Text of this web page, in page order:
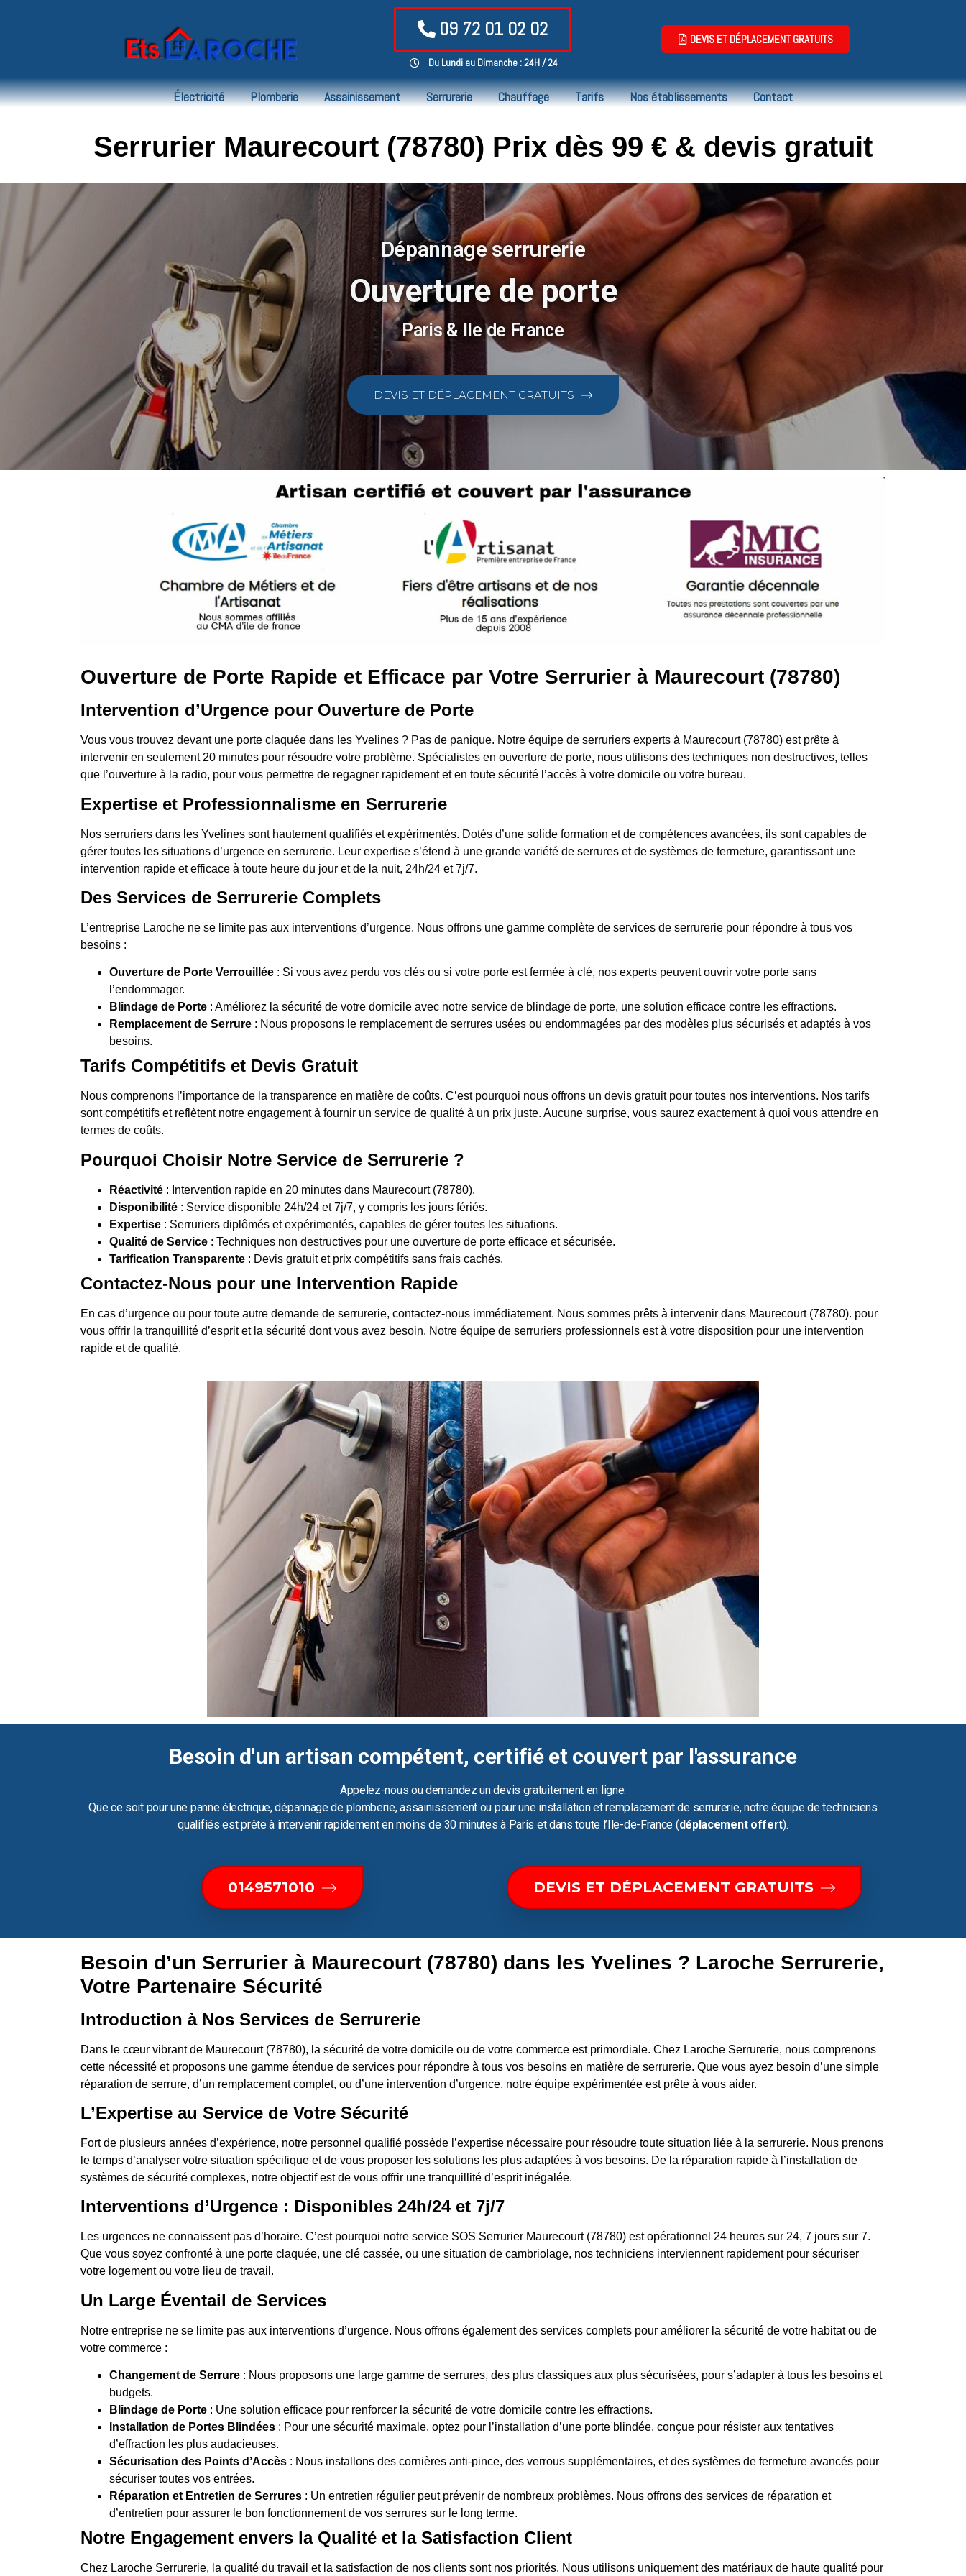
09 72 01 02 02
Du Lundi au Dimanche : 24H / 24
DEVIS ET DÉPLACEMENT GRATUITS
Électricité Plomberie Assainissement Serrurerie Chauffage Tarifs Nos établissements Contact
Serrurier Maurecourt (78780) Prix dès 99 € & devis gratuit
Dépannage serrurerie
Ouverture de porte
Paris & Ile de France
DEVIS ET DÉPLACEMENT GRATUITS
Ouverture de Porte Rapide et Efficace par Votre Serrurier à Maurecourt (78780)
Intervention d’Urgence pour Ouverture de Porte
Vous vous trouvez devant une porte claquée dans les Yvelines ? Pas de panique. Notre équipe de serruriers experts à Maurecourt (78780) est prête à
intervenir en seulement 20 minutes pour résoudre votre problème. Spécialistes en ouverture de porte, nous utilisons des techniques non destructives, telles
que l’ouverture à la radio, pour vous permettre de regagner rapidement et en toute sécurité l’accès à votre domicile ou votre bureau.
Expertise et Professionnalisme en Serrurerie
Nos serruriers dans les Yvelines sont hautement qualifiés et expérimentés. Dotés d’une solide formation et de compétences avancées, ils sont capables de
gérer toutes les situations d’urgence en serrurerie. Leur expertise s’étend à une grande variété de serrures et de systèmes de fermeture, garantissant une
intervention rapide et efficace à toute heure du jour et de la nuit, 24h/24 et 7j/7.
Des Services de Serrurerie Complets
L’entreprise Laroche ne se limite pas aux interventions d’urgence. Nous offrons une gamme complète de services de serrurerie pour répondre à tous vos
besoins :
Ouverture de Porte Verrouillée : Si vous avez perdu vos clés ou si votre porte est fermée à clé, nos experts peuvent ouvrir votre porte sans
l’endommager.
Blindage de Porte : Améliorez la sécurité de votre domicile avec notre service de blindage de porte, une solution efficace contre les effractions.
Remplacement de Serrure : Nous proposons le remplacement de serrures usées ou endommagées par des modèles plus sécurisés et adaptés à vos
besoins.
Tarifs Compétitifs et Devis Gratuit
Nous comprenons l’importance de la transparence en matière de coûts. C’est pourquoi nous offrons un devis gratuit pour toutes nos interventions. Nos tarifs
sont compétitifs et reflètent notre engagement à fournir un service de qualité à un prix juste. Aucune surprise, vous saurez exactement à quoi vous attendre en
termes de coûts.
Pourquoi Choisir Notre Service de Serrurerie ?
Réactivité : Intervention rapide en 20 minutes dans Maurecourt (78780).
Disponibilité : Service disponible 24h/24 et 7j/7, y compris les jours fériés.
Expertise : Serruriers diplômés et expérimentés, capables de gérer toutes les situations.
Qualité de Service : Techniques non destructives pour une ouverture de porte efficace et sécurisée.
Tarification Transparente : Devis gratuit et prix compétitifs sans frais cachés.
Contactez-Nous pour une Intervention Rapide
En cas d’urgence ou pour toute autre demande de serrurerie, contactez-nous immédiatement. Nous sommes prêts à intervenir dans Maurecourt (78780). pour
vous offrir la tranquillité d’esprit et la sécurité dont vous avez besoin. Notre équipe de serruriers professionnels est à votre disposition pour une intervention
rapide et de qualité.
Besoin d'un artisan compétent, certifié et couvert par l'assurance
Appelez-nous ou demandez un devis gratuitement en ligne.
Que ce soit pour une panne électrique, dépannage de plomberie, assainissement ou pour une installation et remplacement de serrurerie, notre équipe de techniciens
qualifiés est prête à intervenir rapidement en moins de 30 minutes à Paris et dans toute l’Ile-de-France (déplacement offert).
0149571010 DEVIS ET DÉPLACEMENT GRATUITS
Besoin d’un Serrurier à Maurecourt (78780) dans les Yvelines ? Laroche Serrurerie,
Votre Partenaire Sécurité
Introduction à Nos Services de Serrurerie
Dans le cœur vibrant de Maurecourt (78780), la sécurité de votre domicile ou de votre commerce est primordiale. Chez Laroche Serrurerie, nous comprenons
cette nécessité et proposons une gamme étendue de services pour répondre à tous vos besoins en matière de serrurerie. Que vous ayez besoin d’une simple
réparation de serrure, d’un remplacement complet, ou d’une intervention d’urgence, notre équipe expérimentée est prête à vous aider.
L’Expertise au Service de Votre Sécurité
Fort de plusieurs années d’expérience, notre personnel qualifié possède l’expertise nécessaire pour résoudre toute situation liée à la serrurerie. Nous prenons
le temps d’analyser votre situation spécifique et de vous proposer les solutions les plus adaptées à vos besoins. De la réparation rapide à l’installation de
systèmes de sécurité complexes, notre objectif est de vous offrir une tranquillité d’esprit inégalée.
Interventions d’Urgence : Disponibles 24h/24 et 7j/7
Les urgences ne connaissent pas d’horaire. C’est pourquoi notre service SOS Serrurier Maurecourt (78780) est opérationnel 24 heures sur 24, 7 jours sur 7.
Que vous soyez confronté à une porte claquée, une clé cassée, ou une situation de cambriolage, nos techniciens interviennent rapidement pour sécuriser
votre logement ou votre lieu de travail.
Un Large Éventail de Services
Notre entreprise ne se limite pas aux interventions d’urgence. Nous offrons également des services complets pour améliorer la sécurité de votre habitat ou de
votre commerce :
Changement de Serrure : Nous proposons une large gamme de serrures, des plus classiques aux plus sécurisées, pour s’adapter à tous les besoins et
budgets.
Blindage de Porte : Une solution efficace pour renforcer la sécurité de votre domicile contre les effractions.
Installation de Portes Blindées : Pour une sécurité maximale, optez pour l’installation d’une porte blindée, conçue pour résister aux tentatives
d’effraction les plus audacieuses.
Sécurisation des Points d’Accès : Nous installons des cornières anti-pince, des verrous supplémentaires, et des systèmes de fermeture avancés pour
sécuriser toutes vos entrées.
Réparation et Entretien de Serrures : Un entretien régulier peut prévenir de nombreux problèmes. Nous offrons des services de réparation et
d’entretien pour assurer le bon fonctionnement de vos serrures sur le long terme.
Notre Engagement envers la Qualité et la Satisfaction Client
Chez Laroche Serrurerie, la qualité du travail et la satisfaction de nos clients sont nos priorités. Nous utilisons uniquement des matériaux de haute qualité pour